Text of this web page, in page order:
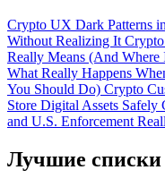
Crypto UX Dark Patterns
Without Realizing It
Really Means (And Where
What Really Happens
You Should Do) Crypto
Store Digital Assets Safely
and U.S. Enforcement
Лучшие списки